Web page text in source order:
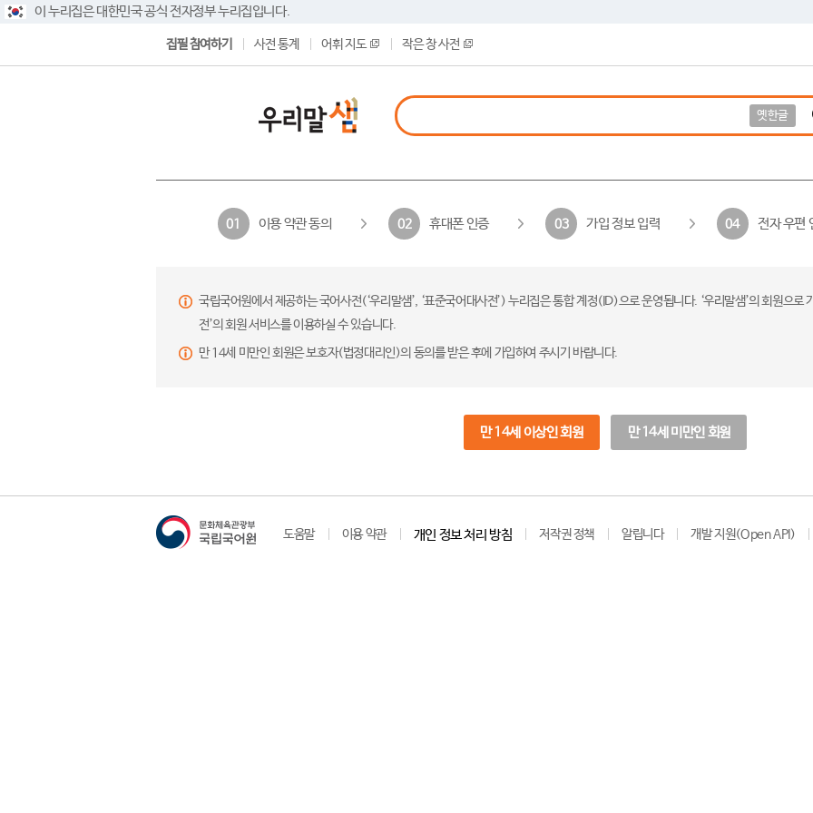
이 누리집은 대한민국 공식 전자정부 누리집입니다.
집필 참여하기 사전 통계 어휘 지도 작은 창 사전
옛한글
01 이용 약관 동의 02 휴대폰 인증 03 가입 정보 입력 04 전자 우편
국립국어원에서 제공하는 국어사전(‘우리말샘’, ‘표준국어대사전’) 누리집은 통합 계정(ID)으로 운영됩니다. ‘우리말샘’의 회원으
전’의 회원 서비스를 이용하실 수 있습니다.
만 14세 미만인 회원은 보호자(법정대리인)의 동의를 받은 후에 가입하여 주시기 바랍니다.
만 14세 이상인 회원 만 14세 미만인 회원
도움말 이용 약관 개인 정보 처리 방침 저작권 정책 알립니다 개발 지원(Open API)